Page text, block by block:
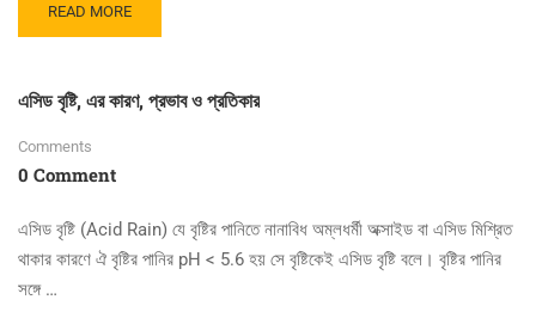
READ
MORE
স্ট্রাটোস্ফিয়ার,
থার্মোস্ফিয়ার
এর
ব্যাখ্যা
READ MORE
এসিড বৃষ্টি, এর কারণ, প্রভাব ও প্রতিকার
Comments
0 Comment
এসিড বৃষ্টি (Acid Rain) যে বৃষ্টির পানিতে নানাবিধ অম্লধর্মী অক্সাইড বা এসিড মিশ্রিত
থাকার কারণে ঐ বৃষ্টির পানির pH < 5.6 হয় সে বৃষ্টিকেই এসিড বৃষ্টি বলে। বৃষ্টির পানির
সঙ্গে …